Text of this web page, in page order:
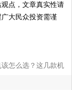
点，文章真实性请
大民众投资需谨
怎么选？这几款机